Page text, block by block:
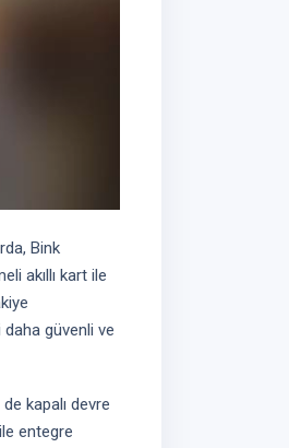
Bink
akıllı kart ile
güvenli ve
kapalı devre
entegre